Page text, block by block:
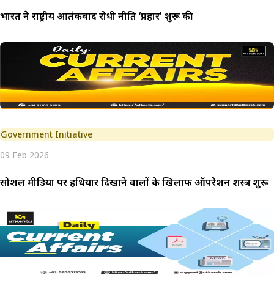
भारत ने राष्ट्रीय आतंकवाद रोधी नीति ‘प्रहार’ शुरू की
Government Initiative
09 Feb 2026
सोशल मीडिया पर हथियार दिखाने वालों के खिलाफ ऑपरेशन शस्त्र शुरू